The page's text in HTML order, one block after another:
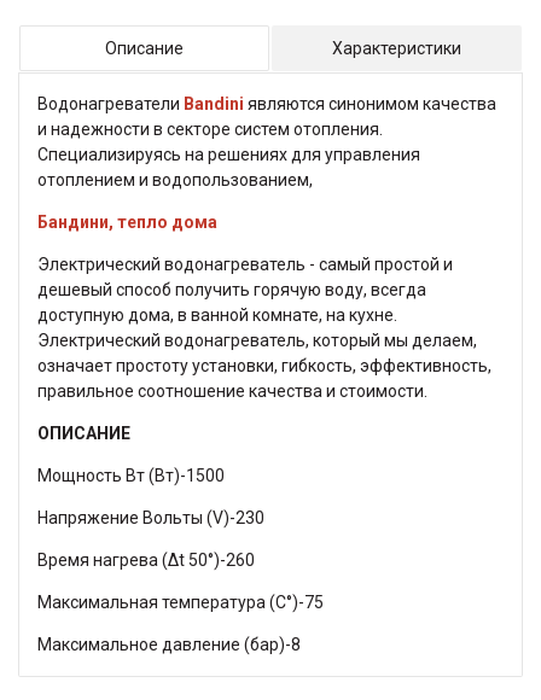
Описание Характеристики
Водонагреватели Bandini являются синонимом качества
и надежности в секторе систем отопления.
Специализируясь на решениях для управления
отоплением и водопользованием,
Бандини, тепло дома
Электрический водонагреватель - самый простой и
дешевый способ получить горячую воду, всегда
доступную дома, в ванной комнате, на кухне.
Электрический водонагреватель, который мы делаем,
означает простоту установки, гибкость, эффективность,
правильное соотношение качества и стоимости.
ОПИСАНИЕ
Мощность Вт (Вт)-1500
Напряжение Вольты (V)-230
Время нагрева (Δt 50°)-260
Максимальная температура (C°)-75
Максимальное давление (бар)-8